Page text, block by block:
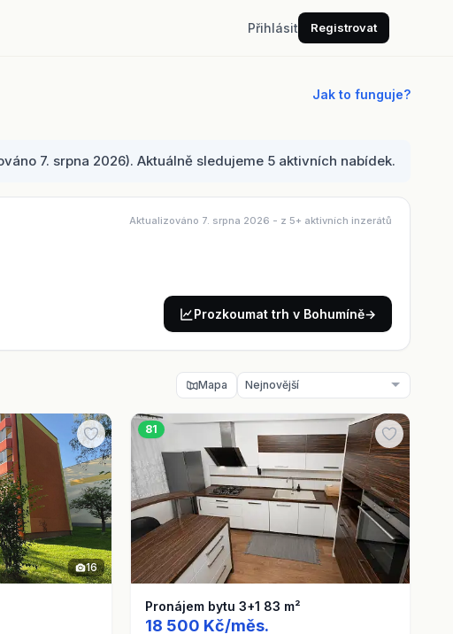
Přihlásit Registrovat
Jak to funguje?
7. srpna 2026). Aktuálně sledujeme 5 aktivních nabídek.
Aktualizováno 7. srpna 2026 - z 5+ aktivních inzerátů
Prozkoumat trh v Bohumíně→
Mapa
16
81
Pronájem bytu 3+1 83 m²
18 500 Kč/měs.